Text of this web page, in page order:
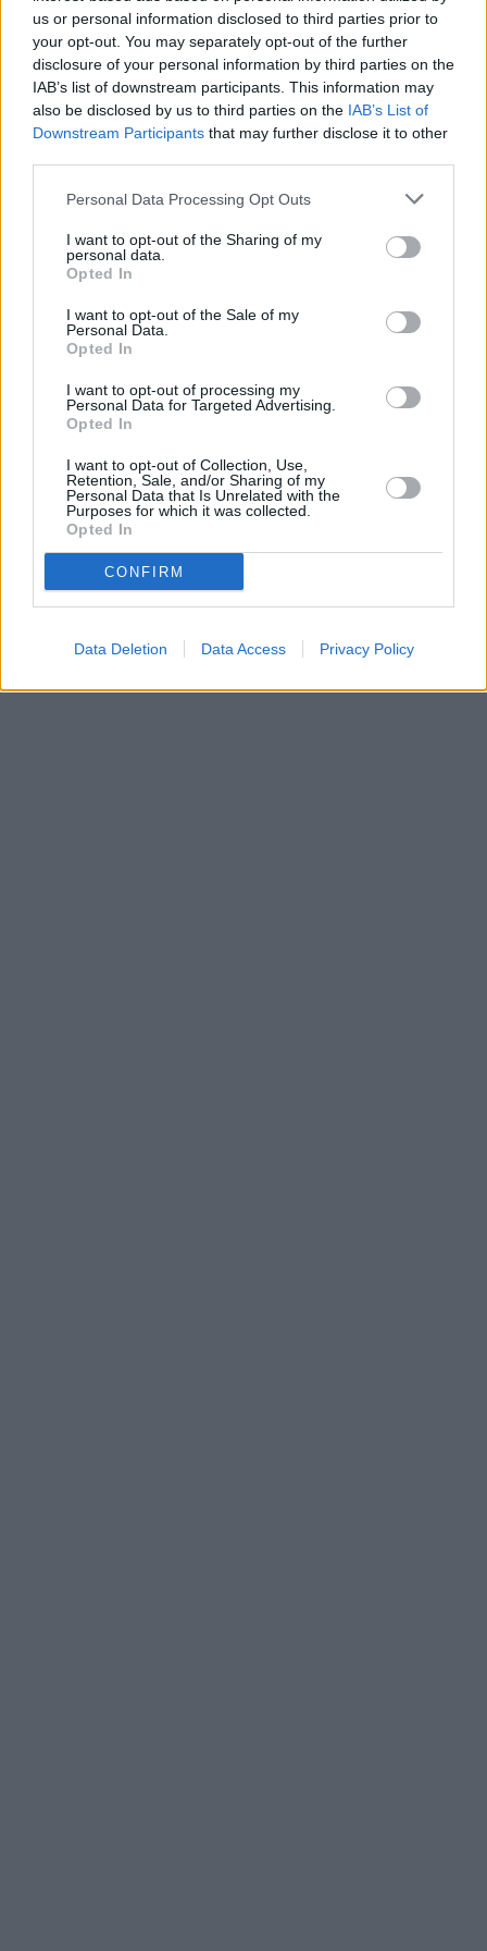
us or personal information disclosed to third parties prior to
your opt-out. You may separately opt-out of the further
disclosure of your personal information by third parties on the
IAB’s list of downstream participants. This information may
also be disclosed by us to third parties on the IAB’s List of
Downstream Participants that may further disclose it to other
Personal Data Processing Opt Outs
I want to opt-out of the Sharing of my
personal data.
Opted In
I want to opt-out of the Sale of my
Personal Data.
Opted In
I want to opt-out of processing my
Personal Data for Targeted Advertising.
Opted In
I want to opt-out of Collection, Use,
Retention, Sale, and/or Sharing of my
Personal Data that Is Unrelated with the
Purposes for which it was collected.
Opted In
CONFIRM
Data Deletion Data Access Privacy Policy
06.08.2026 - Bosch Powertrain s.r.o. • montážní dělník • mzda 44.700
týdenní zálohy na mzdu 2.000 Kč (Jihlava, okres Jihlava)
06.08.2026 - Bosch Powertrain s.r.o. Jihlava • práce ve skladu • mzda
48.400 Kč • náborový bonus 50.000 Kč • ubytování (Jihlava, okres
... další nabídky zaměstnání
Vybrané články
Prima sport - co nabídne v prvním
O webu parabola.cz•O souborech cookies•
Dovolená u moře•Bazény